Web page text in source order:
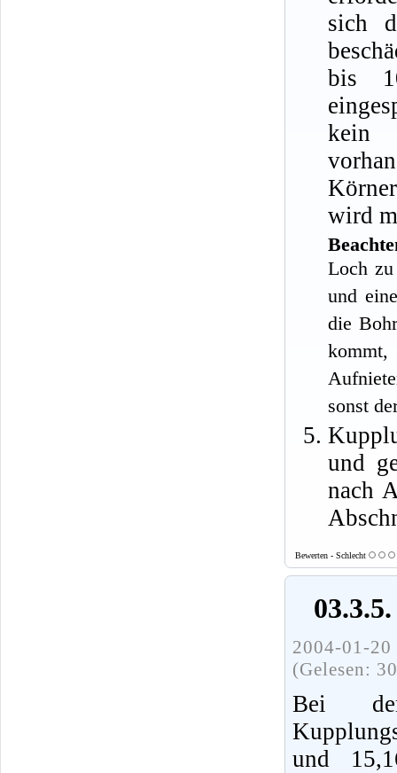
sich
bis
kein
wird
Loch
und
die
sonst
und
nach
Bewerten - Schlecht
2004-01-
(Gelesen:
Bei
und